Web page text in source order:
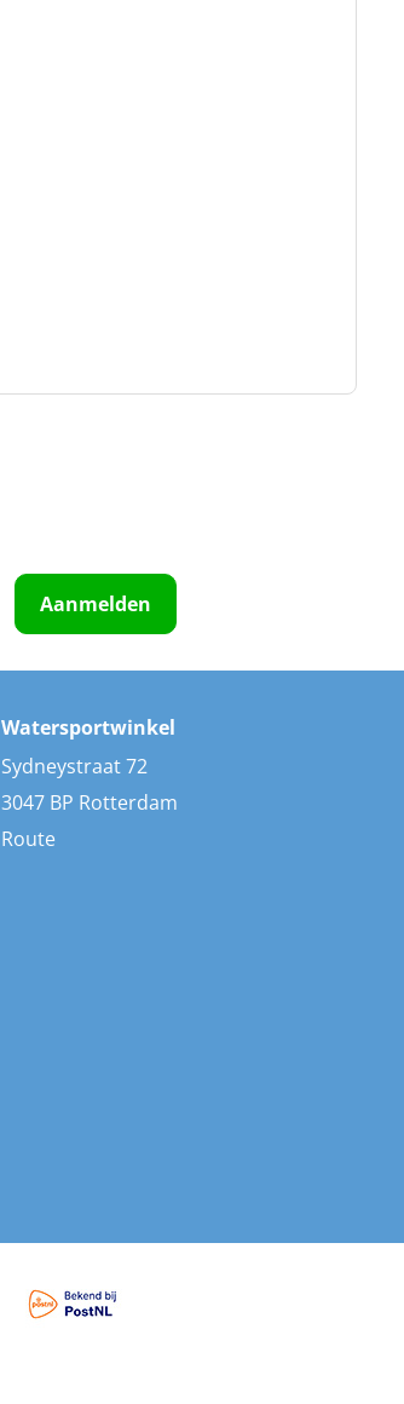
Aanmelden
Watersportwinkel
Sydneystraat 72
3047 BP Rotterdam
Route